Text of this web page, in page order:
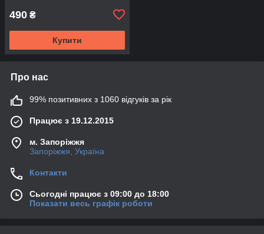
490 ₴
Купити
Про нас
99% позитивних з 1060 відгуків за рік
Працює з 19.12.2015
м. Запоріжжя
Запоріжжя, Україна
Контакти
Сьогодні працює з 09:00 до 18:00
Показати весь графік роботи